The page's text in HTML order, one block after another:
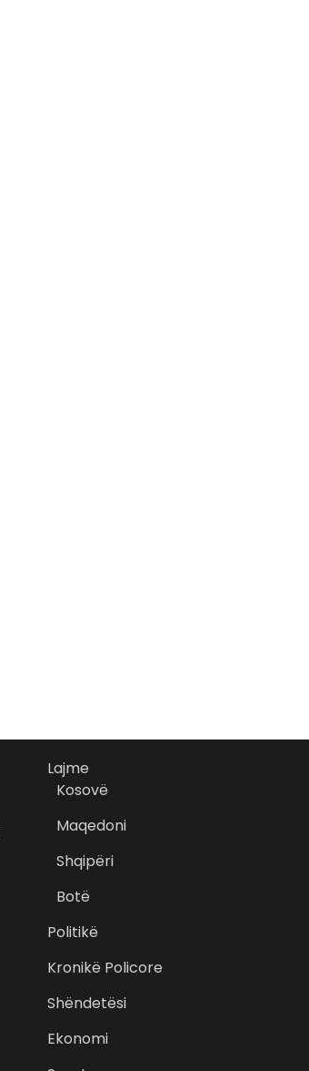
Lajme
Kosovë
Maqedoni
Shqipëri
Botë
Politikë
Kronikë Policore
Shëndetësi
Ekonomi